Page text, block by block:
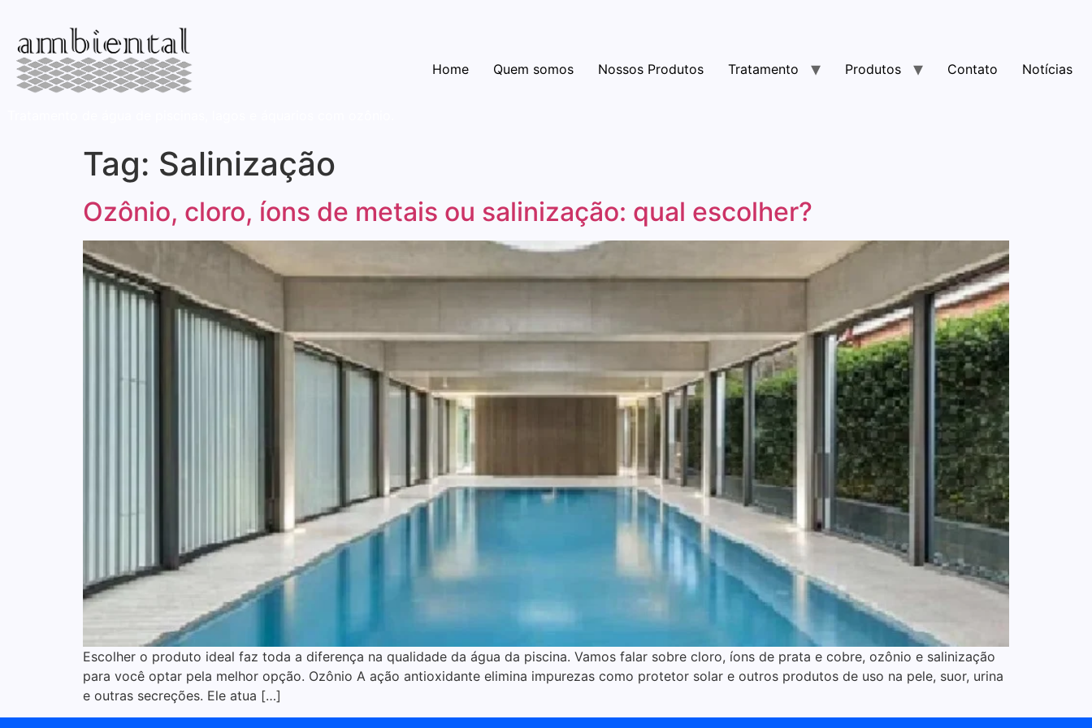
Home Quem somos Nossos Produtos Tratamento Produtos Contato Notícias
Tag: Salinização
Ozônio, cloro, íons de metais ou salinização: qual escolher?
Escolher o produto ideal faz toda a diferença na qualidade da água da piscina. Vamos falar sobre cloro, íons de prata e cobre, ozônio e salinização
para você optar pela melhor opção. Ozônio A ação antioxidante elimina impurezas como protetor solar e outros produtos de uso na pele, suor, urina
e outras secreções. Ele atua […]